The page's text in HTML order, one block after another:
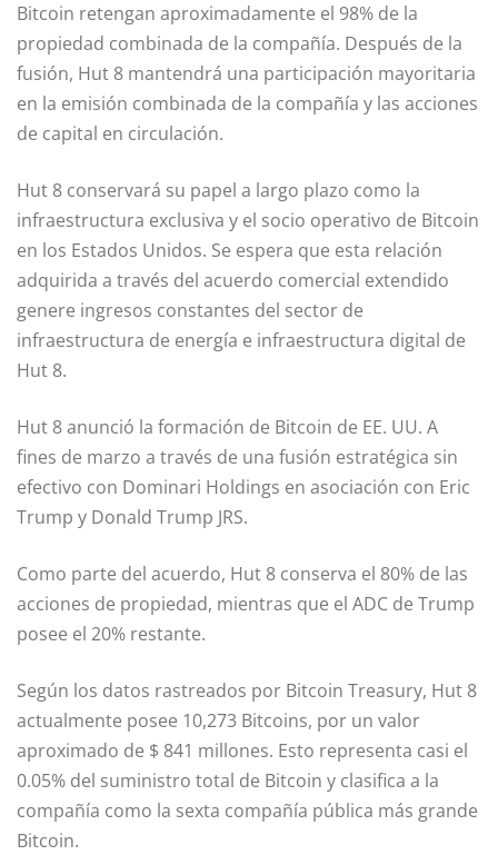
Bitcoin retengan aproximadamente el 98% de la
propiedad combinada de la compañía. Después de la
fusión, Hut 8 mantendrá una participación mayoritaria
en la emisión combinada de la compañía y las acciones
de capital en circulación.
Hut 8 conservará su papel a largo plazo como la
infraestructura exclusiva y el socio operativo de Bitcoin
en los Estados Unidos. Se espera que esta relación
adquirida a través del acuerdo comercial extendido
genere ingresos constantes del sector de
infraestructura de energía e infraestructura digital de
Hut 8.
Hut 8 anunció la formación de Bitcoin de EE. UU. A
fines de marzo a través de una fusión estratégica sin
efectivo con Dominari Holdings en asociación con Eric
Trump y Donald Trump JRS.
Como parte del acuerdo, Hut 8 conserva el 80% de las
acciones de propiedad, mientras que el ADC de Trump
posee el 20% restante.
Según los datos rastreados por Bitcoin Treasury, Hut 8
actualmente posee 10,273 Bitcoins, por un valor
aproximado de $ 841 millones. Esto representa casi el
0.05% del suministro total de Bitcoin y clasifica a la
compañía como la sexta compañía pública más grande
Bitcoin.